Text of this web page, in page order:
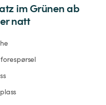
im Grünen ab
natt